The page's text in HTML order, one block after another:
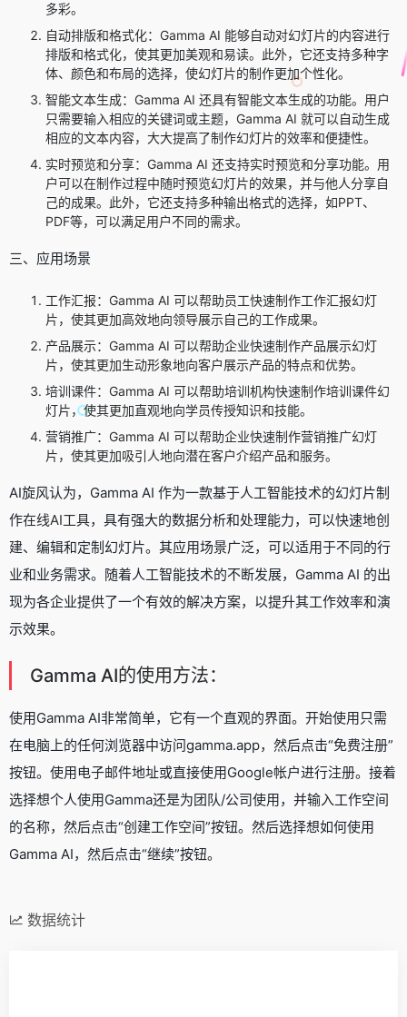
多彩。
自动排版和格式化：Gamma AI 能够自动对幻灯片的内容进行
排版和格式化，使其更加美观和易读。此外，它还支持多种字
体、颜色和布局的选择，使幻灯片的制作更加个性化。
智能文本生成：Gamma AI 还具有智能文本生成的功能。用户
只需要输入相应的关键词或主题，Gamma AI 就可以自动生成
相应的文本内容，大大提高了制作幻灯片的效率和便捷性。
实时预览和分享：Gamma AI 还支持实时预览和分享功能。用
户可以在制作过程中随时预览幻灯片的效果，并与他人分享自
己的成果。此外，它还支持多种输出格式的选择，如PPT、
PDF等，可以满足用户不同的需求。
三、应用场景
工作汇报：Gamma AI 可以帮助员工快速制作工作汇报幻灯
片，使其更加高效地向领导展示自己的工作成果。
产品展示：Gamma AI 可以帮助企业快速制作产品展示幻灯
片，使其更加生动形象地向客户展示产品的特点和优势。
培训课件：Gamma AI 可以帮助培训机构快速制作培训课件幻
灯片，使其更加直观地向学员传授知识和技能。
营销推广：Gamma AI 可以帮助企业快速制作营销推广幻灯
片，使其更加吸引人地向潜在客户介绍产品和服务。
AI旋风认为，Gamma AI 作为一款基于人工智能技术的幻灯片制
作在线AI工具，具有强大的数据分析和处理能力，可以快速地创
建、编辑和定制幻灯片。其应用场景广泛，可以适用于不同的行
业和业务需求。随着人工智能技术的不断发展，Gamma AI 的出
现为各企业提供了一个有效的解决方案，以提升其工作效率和演
示效果。
Gamma AI的使用方法：
使用Gamma AI非常简单，它有一个直观的界面。开始使用只需
在电脑上的任何浏览器中访问gamma.app，然后点击“免费注册”
按钮。使用电子邮件地址或直接使用Google帐户进行注册。接着
选择想个人使用Gamma还是为团队/公司使用，并输入工作空间
的名称，然后点击“创建工作空间”按钮。然后选择想如何使用
Gamma AI，然后点击“继续”按钮。
数据统计